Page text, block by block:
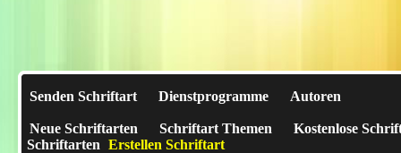
Senden Schriftart Dienstprogramme Autoren
Neue Schriftarten Schriftart Themen
Kostenlose
Schriftarten Erstellen Schriftart